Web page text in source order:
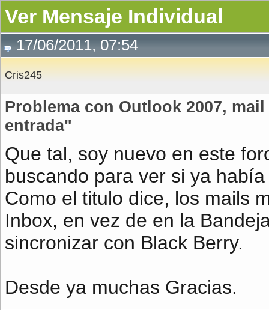
Ver Mensaje Individual
17/06/2011, 07:54
Cris245
Problema con Outlook 2007,
entrada"
Que tal, soy nuevo en este
buscando para ver si ya
Como el titulo dice, los mails
Inbox, en vez de en la
sincronizar con Black Berry.
Desde ya muchas Gracias.